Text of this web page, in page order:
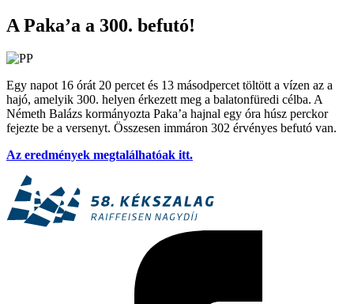
A Paka’a a 300. befutó!
Egy napot 16 órát 20 percet és 13 másodpercet töltött a vízen az a
hajó, amelyik 300. helyen érkezett meg a balatonfüredi célba. A
Németh Balázs kormányozta Paka’a hajnal egy óra húsz perckor
fejezte be a versenyt. Összesen immáron 302 érvényes befutó van.
Az eredmények megtalálhatóak itt.